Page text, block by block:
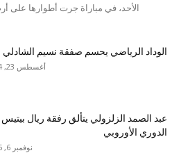
الأحد، في مباراة جرت أطوارها على
الوداد الرياضي يحسم صفقة نسيم الشادلي
أغسطس 23, 2024 19:20
عبد الصمد الزلزولي يتألق رفقة ريال
الدوري الأوروبي
نوفمبر 6, 2025 23:40